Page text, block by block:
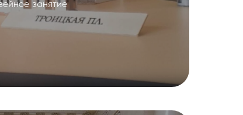
занятие